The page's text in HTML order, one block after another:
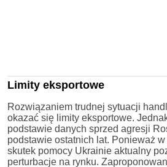
Limity eksportowe
Rozwiązaniem trudnej sytuacji
okazać się limity eksportowe.
podstawie danych sprzed agresji
podstawie ostatnich lat. Ponieważ
skutek pomocy Ukrainie aktualny
perturbacje na rynku.